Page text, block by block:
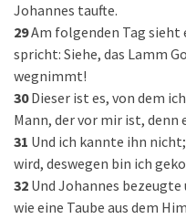
Johannes taufte.
29Am folgenden Tag sieht
spricht: Siehe, das Lamm
wegnimmt!
30 Dieser ist es, von dem
Mann, der vor mir ist, denn
31 Und ich kannte ihn
wird, deswegen bin ich
32 Und Johannes bezeugte
wie eine Taube aus dem